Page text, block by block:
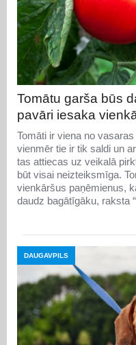
Tomātu garša būs
pavāri iesaka
Tomāti ir viena no
vienmēr tie ir tik saldi un
tas attiecas uz veikalā
būt visai neizteiksmīga.
vienkāršus paņēmienus,
daudz bagātīgāku, raksta
DAUGAVPILS